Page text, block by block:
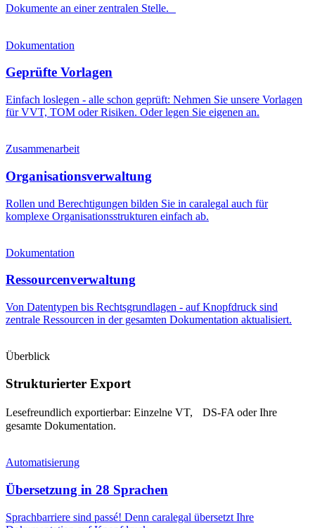
Dokumente an einer zentralen Stelle.
Dokumentation
Geprüfte Vorlagen
Einfach loslegen - alle schon geprüft: Nehmen Sie unsere Vorlagen
für VVT, TOM oder Risiken. Oder legen Sie eigenen an.
Zusammenarbeit
Organisationsverwaltung
Rollen und Berechtigungen bilden Sie in caralegal auch für
komplexe Organisationsstrukturen einfach ab.
Dokumentation
Ressourcenverwaltung
Von Datentypen bis Rechtsgrundlagen - auf Knopfdruck sind
zentrale Ressourcen in der gesamten Dokumentation aktualisiert.
Überblick
Strukturierter Export
Lesefreundlich exportierbar: Einzelne VT, DS-FA oder Ihre
gesamte Dokumentation.
Automatisierung
Übersetzung in 28 Sprachen
Sprachbarriere sind passé! Denn caralegal übersetzt Ihre